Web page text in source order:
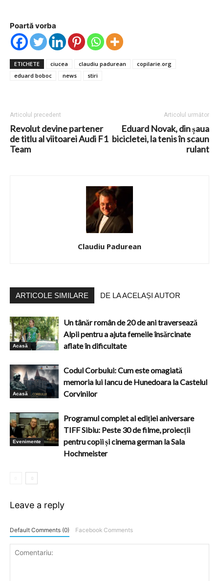
Poartă vorba
ETICHETE ciucea claudiu padurean
copilarie.org
eduard boboc
news stiri
Articolul precedent
Revolut devine partener
de titlu al viitoarei Audi F1
Team
Articolul următor
Eduard Novak, din șaua
bicicletei, la tenis în scaun
rulant
Claudiu Padurean
ARTICOLE SIMILARE DE LA ACELAȘI AUTOR
Acasă
Un tânăr român de 20 de ani traversează
Alpii pentru a ajuta femeile însărcinate
aflate în dificultate
Acasă
Codul Corbului: Cum este omagiată
memoria lui Iancu de Hunedoara la Castelul
Corvinilor
Evenimente
Programul complet al ediției aniversare
TIFF Sibiu: Peste 30 de filme, proiecții
pentru copii și cinema german la Sala
Hochmeister
Leave a reply
Default Comments (0) Facebook Comments